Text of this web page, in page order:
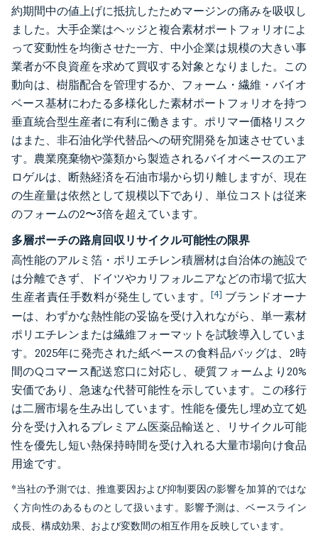
約期間中の値上げに抵抗したためマージンの痛みを吸収し
ました。大手企業はヘッジと複合素材ポートフォリオによ
って変動性を均衡させた一方、中小企業は規模の大きい事
業者が不良資産を求めて買収する対象となりました。この
動向は、樹脂配合を管理するか、フォーム・繊維・バイオ
ベース基材にわたる多様化した素材ポートフォリオを持つ
垂直統合型生産者に有利に働きます。ポリマー価格リスク
はまた、非石油化学代替品への研究開発を加速させていま
す。農業廃棄物や藻類から製造されるバイオベースのエア
ロゲルは、断熱経済を石油市場から切り離しますが、現在
の生産量は依然として規模以下であり、単位コストは従来
のフォームの2〜3倍を超えています。
多層ポーチの路肩回収リサイクル可能性の限界
高性能のアルミ箔・ポリエチレン積層材は自治体の施設で
は分離できず、ドイツやカリフォルニアなどの市場で拡大
生産者責任手数料が発生しています。[4] ブランドオーナ
ーは、わずかな熱性能の妥協を受け入れながら、単一素材
ポリエチレンまたは繊維フォーマットを試験導入していま
す。2025年に発売された紙ベースの食料品バッグは、2時
間のQコマース配送窓口に対応し、硬質フォームより20%
安価であり、急速な代替可能性を示しています。この移行
は二層市場を生み出しています。性能を優先し埋め立て処
分を受け入れるプレミアム医薬品輸送と、リサイクル可能
性を優先し短い熱保持時間を受け入れる大量市場向け食品
用途です。
*当社の予測では、推進要因および抑制要因の影響を加算的ではな
く方向性のあるものとして扱います。影響予測は、ベースライン
成長、構成効果、および変数間の相互作用を反映しています。